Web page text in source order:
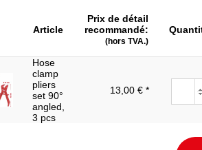
Article
Prix de détail
recommandé:
(hors TVA.)
Hose
clamp
pliers
set 90°
angled,
3 pcs
13,00 € *